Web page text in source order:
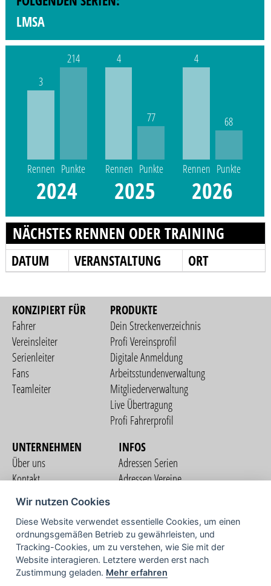
LMSA
3
Rennen
214
Punkte
2024
4
Rennen
77
Punkte
2025
4
Rennen
68
Punkte
2026
NÄCHSTES RENNEN ODER TRAINING
DATUM VERANSTALTUNG ORT
KONZIPIERT FÜR
Fahrer
Vereinsleiter
Serienleiter
Fans
Teamleiter
PRODUKTE
Dein Streckenverzeichnis
Profi Vereinsprofil
Digitale Anmeldung
Arbeitsstundenverwaltung
Mitgliederverwaltung
Live Übertragung
Profi Fahrerprofil
UNTERNEHMEN
Über uns
Kontakt
Nutzungsbedingungen
Datenschutzerklärung
Impressum
INFOS
Adressen Serien
Adressen Vereine
COMMUNITY
Wir nutzen Cookies
Diese Website verwendet essentielle Cookies, um einen
ordnungsgemäßen Betrieb zu gewährleisten, und
Tracking-Cookies, um zu verstehen, wie Sie mit der
Website interagieren. Letztere werden erst nach
Zustimmung geladen. Mehr erfahren